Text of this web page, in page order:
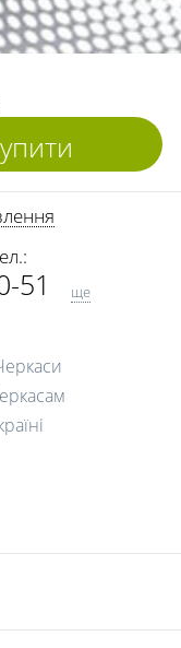
51
ще